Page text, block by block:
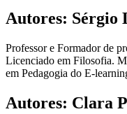
Autores: Sérgio
Professor e Formador de
Licenciado em Filosofia.
em Pedagogia do E-
Autores: Clara